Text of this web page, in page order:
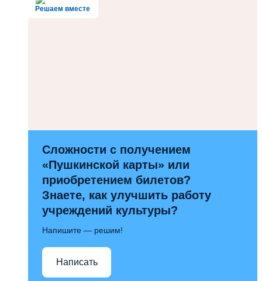
Решаем вместе
Сложности с получением
«Пушкинской карты» или
приобретением билетов?
Знаете, как улучшить работу
учреждений культуры?
Напишите — решим!
Написать